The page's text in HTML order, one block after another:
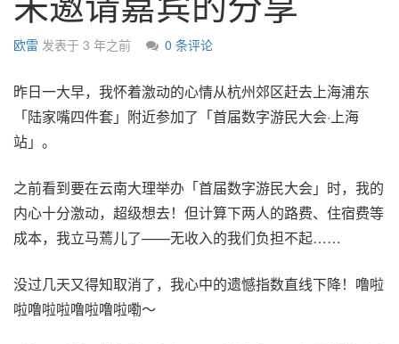
欧雷 发表于 3 年之前 0 条评论
昨日一大早，我怀着激动的心情从杭州郊区赶去上海浦东
「陆家嘴四件套」附近参加了「首届数字游民大会·上海
站」。
之前看到要在云南大理举办「首届数字游民大会」时，我的
内心十分激动，超级想去！但计算下两人的路费、住宿费等
成本，我立马蔫儿了——无收入的我们负担不起……
没过几天又得知取消了，我心中的遗憾指数直线下降！噜啦
啦噜啦啦噜啦噜啦嘞～